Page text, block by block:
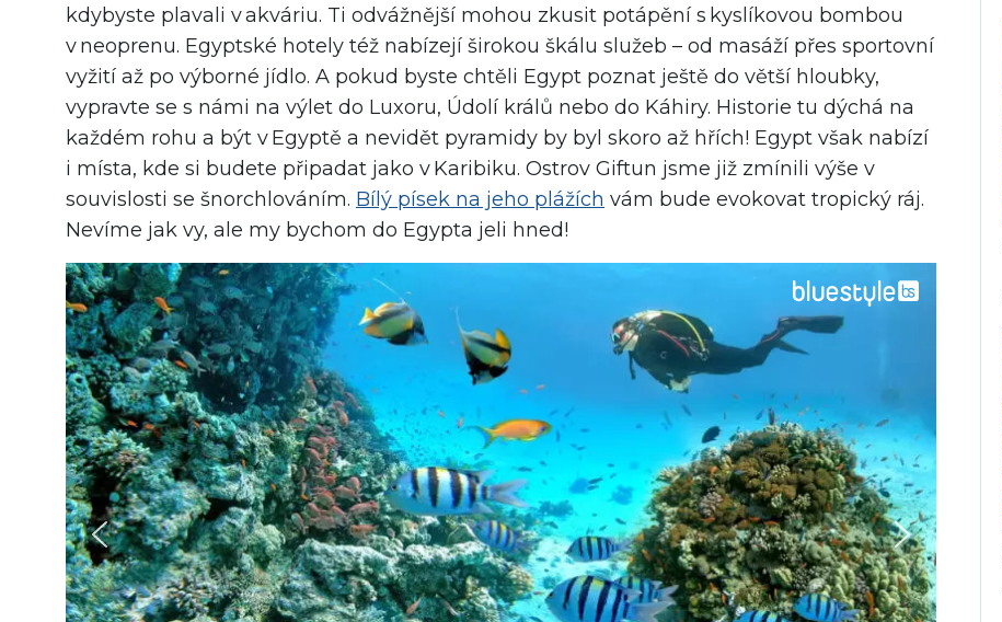
kdybyste plavali v akváriu. Ti odvážnější mohou zkusit potápění s kyslíkovou bombou
v neoprenu. Egyptské hotely též nabízejí širokou škálu služeb –⁠ od masáží přes sportovní
vyžití až po výborné jídlo. A pokud byste chtěli Egypt poznat ještě do větší hloubky,
vypravte se s námi na výlet do Luxoru, Údolí králů nebo do Káhiry. Historie tu dýchá na
každém rohu a být v Egyptě a nevidět pyramidy by byl skoro až hřích! Egypt však nabízí
i místa, kde si budete připadat jako v Karibiku. Ostrov Giftun jsme již zmínili výše v
souvislosti se šnorchlováním. Bílý písek na jeho plážích vám bude evokovat tropický ráj.
Nevíme jak vy, ale my bychom do Egypta jeli hned!